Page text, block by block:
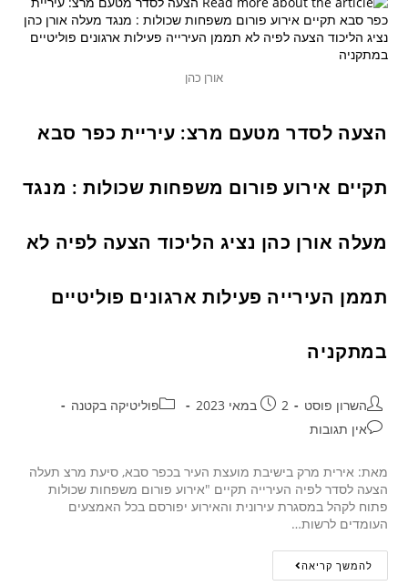
אורן כהן
הצעה לסדר מטעם מרצ: עיריית כפר סבא
תקיים אירוע פורום משפחות שכולות : מנגד
מעלה אורן כהן נציג הליכוד הצעה לפיה לא
תממן העירייה פעילות ארגונים פוליטיים
במתקניה
השרון פוסט 2 במאי 2023
פוליטיקה בקטנה
אין תגובות
מאת: אירית מרק בישיבת מועצת העיר בכפר סבא, סיעת מרצ תעלה
הצעה לסדר לפיה העירייה תקיים "אירוע פורום משפחות שכולות
פתוח לקהל במסגרת עירונית והאירוע יפורסם בכל האמצעים
העומדים לרשות…
להמשך קריאה